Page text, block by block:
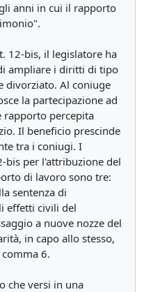
anni in cui il rapporto
12-bis, il legislatore ha
ampliare i diritti di tipo
divorziato. Al coniuge
la partecipazione ad
rapporto percepita
Il beneficio prescinde
tra i coniugi. I
bis per l'attribuzione del
di lavoro sono tre:
sentenza di
effetti civili del
a nuove nozze del
in capo allo stesso,
6.
che versi in una